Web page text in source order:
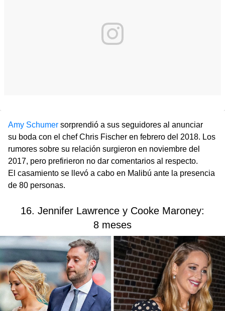
Amy Schumer sorprendió a sus seguidores al anunciar
su boda con el chef Chris Fischer en febrero del 2018. Los
rumores sobre su relación surgieron en noviembre del
2017, pero prefirieron no dar comentarios al respecto.
El casamiento se llevó a cabo en Malibú ante la presencia
de 80 personas.
16. Jennifer Lawrence y Cooke Maroney:
8 meses